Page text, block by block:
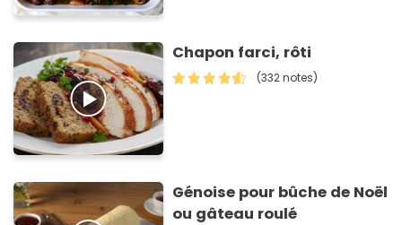
Chapon farci, rôti
(332 notes)
Génoise pour bûche de Noël
ou gâteau roulé